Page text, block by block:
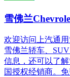
雪佛兰
欢迎访问上汽通
雪佛兰轿车、
信息，还可以了
国授权经销商。免